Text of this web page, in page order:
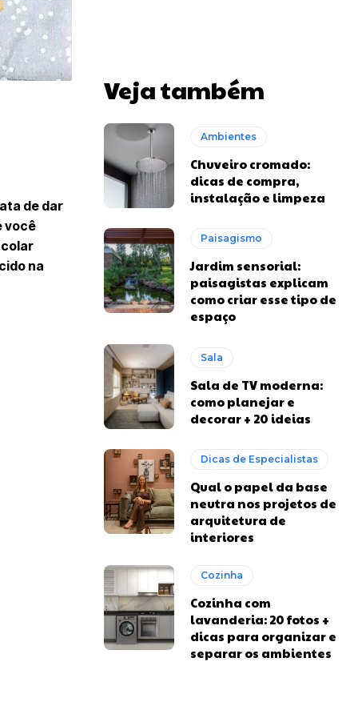
de dar
você
na
Veja também
Ambientes
Chuveiro cromado:
dicas de compra,
instalação e limpeza
Paisagismo
Jardim sensorial:
paisagistas explicam
como criar esse tipo de
espaço
Sala
Sala de TV moderna:
como planejar e
decorar + 20 ideias
Dicas de Especialistas
Qual o papel da base
neutra nos projetos de
arquitetura de
interiores
Cozinha
Cozinha com
lavanderia: 20 fotos +
dicas para organizar e
separar os ambientes